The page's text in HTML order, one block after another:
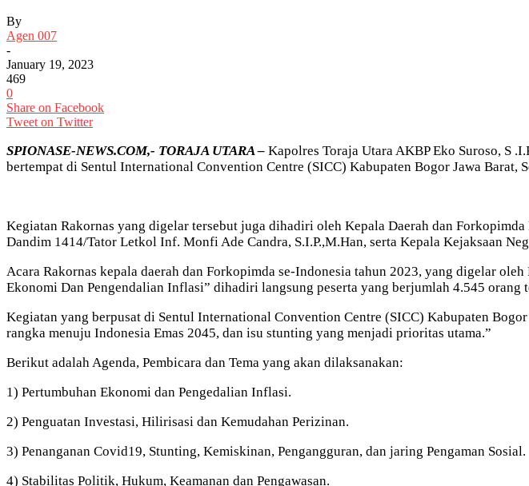
By
Agen 007
-
January 19, 2023
469
0
Share on Facebook
Tweet on Twitter
SPIONASE-NEWS.COM,- TORAJA UTARA – Kapolres Toraja Utara AKBP Eko Suroso, S
bertempat di Sentul International Convention Centre (SICC) Kabupaten Bogor Jawa Barat,
Kegiatan Rakornas yang digelar tersebut juga dihadiri oleh Kepala Daerah dan
Dandim 1414/Tator Letkol Inf. Monfi Ade Candra, S.I.P.,M.Han, serta Kepala Kejaksaan
Acara Rakornas kepala daerah dan Forkopimda se-Indonesia tahun 2023, yang digelar
Ekonomi Dan Pengendalian Inflasi” dihadiri langsung peserta yang berjumlah 4.545
Kegiatan yang berpusat di Sentul International Convention Centre (SICC) Kabupaten
rangka menuju Indonesia Emas 2045, dan isu stunting yang menjadi prioritas utama.”
Berikut adalah Agenda, Pembicara dan Tema yang akan dilaksanakan:
1) Pertumbuhan Ekonomi dan Pengedalian Inflasi.
2) Penguatan Investasi, Hilirisasi dan Kemudahan Perizinan.
3) Penanganan Covid19, Stunting, Kemiskinan, Pengangguran, dan jaring Pengaman Sosial.
4) Stabilitas Politik, Hukum, Keamanan dan Pengawasan.